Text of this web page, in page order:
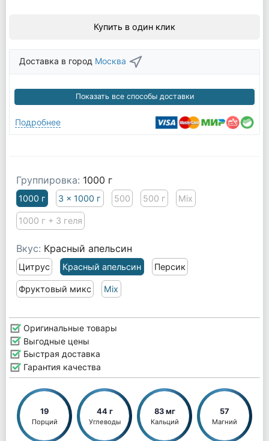
Купить в один клик
Доставка в город Москва
Показать все способы доставки
Подробнее
Группировка: 1000 г
1000 г 3 x 1000 г 500 500 г Mix
1000 г + 3 геля
Вкус: Красный апельсин
Цитрус Красный апельсин Персик
Фруктовый микс Mix
Оригинальные товары
Выгодные цены
Быстрая доставка
Гарантия качества
19
Порций
44 г
Углеводы
83 мг
Кальций
57
Магний